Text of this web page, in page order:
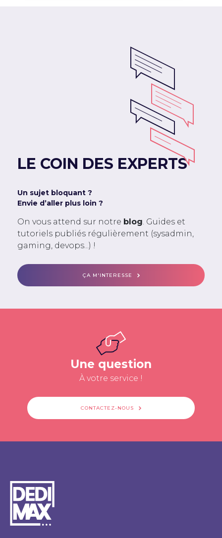
LE COIN DES EXPERTS
Un sujet bloquant ?
Envie d’aller plus loin ?
On vous attend sur notre blog. Guides et
tutoriels publiés régulièrement (sysadmin,
gaming, devops...) !
ÇA M'INTERESSE
Une question
À votre service !
CONTACTEZ-NOUS